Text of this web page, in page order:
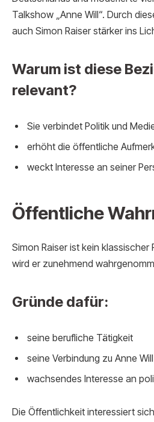
Talkshow „Anne Will“. Durch
auch Simon Raiser stärker ins
Warum ist diese
relevant?
Sie verbindet Politik und
erhöht die öffentliche
weckt Interesse an seiner
Öffentliche
Simon Raiser ist kein klassischer
wird er zunehmend
Gründe dafür:
seine berufliche Tätigkeit
seine Verbindung zu Anne Will
wachsendes Interesse an
Die Öffentlichkeit interessiert